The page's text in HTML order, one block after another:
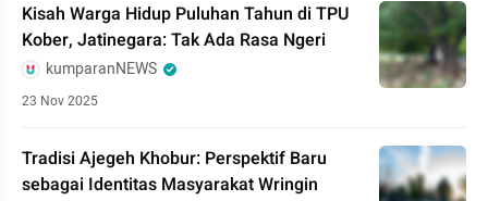
Kisah Warga Hidup Puluhan Tahun di TPU
Kober, Jatinegara: Tak Ada Rasa Ngeri
kumparanNEWS
23 Nov 2025
Tradisi Ajegeh Khobur: Perspektif Baru
sebagai Identitas Masyarakat Wringin